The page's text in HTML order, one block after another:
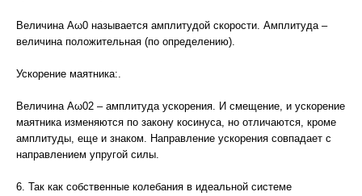
Величина Аω0 называется амплитудой скорости. Амплитуда –
величина положительная (по определению).
Ускорение маятника:.
Величина Аω02 – амплитуда ускорения. И смещение, и ускорение
маятника изменяются по закону косинуса, но отличаются, кроме
амплитуды, еще и знаком. Направление ускорения совпадает с
направлением упругой силы.
6. Так как собственные колебания в идеальной системе